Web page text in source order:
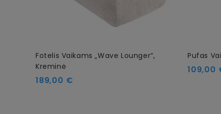
Fotelis Vaikams „Wave Lounger“,
Kreminė
Kaina
189,00 €
Pufas
Kaina
109,00